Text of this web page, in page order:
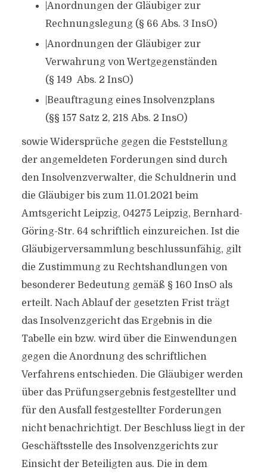
|Anordnungen der Gläubiger zur
Rechnungslegung (§ 66 Abs. 3 InsO)
|Anordnungen der Gläubiger zur
Verwahrung von Wertgegenständen
(§ 149 Abs. 2 InsO)
|Beauftragung eines Insolvenzplans
(§§ 157 Satz 2, 218 Abs. 2 InsO)
sowie Widersprüche gegen die Feststellung
der angemeldeten Forderungen sind durch
den Insolvenzverwalter, die Schuldnerin und
die Gläubiger bis zum 11.01.2021 beim
Amtsgericht Leipzig, 04275 Leipzig, Bernhard-
Göring-Str. 64 schriftlich einzureichen. Ist die
Gläubigerversammlung beschlussunfähig, gilt
die Zustimmung zu Rechtshandlungen von
besonderer Bedeutung gemäß § 160 InsO als
erteilt. Nach Ablauf der gesetzten Frist trägt
das Insolvenzgericht das Ergebnis in die
Tabelle ein bzw. wird über die Einwendungen
gegen die Anordnung des schriftlichen
Verfahrens entschieden. Die Gläubiger werden
über das Prüfungsergebnis festgestellter und
für den Ausfall festgestellter Forderungen
nicht benachrichtigt. Der Beschluss liegt in der
Geschäftsstelle des Insolvenzgerichts zur
Einsicht der Beteiligten aus. Die in dem